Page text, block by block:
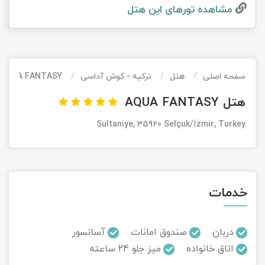
مشاهده تور‌های این هتل
صفحه اصلی هتل ترکیه - کوش آداسی AQUA FANTASY
هتل AQUA FANTASY
Sultaniye, 35920 Selçuk/İzmir, Turkey
خدمات
دربان صندوق امانات
آسانسور
اتاق خانواده
میز جلو 24 ساعته
تور کویر کاراکال
تور کویر مصر
تور ماسوله
تور مرداب سراوان
تور گلستان
تور کیش از ساری
اقساطی
تور کیش از بندرعباس
اقساطی
تور قزاقستان اقساطی
تور زیارتی اقساطی